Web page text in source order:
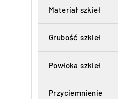
Materiał szkieł
Grubość szkieł
Powłoka szkieł
Przyciemnienie